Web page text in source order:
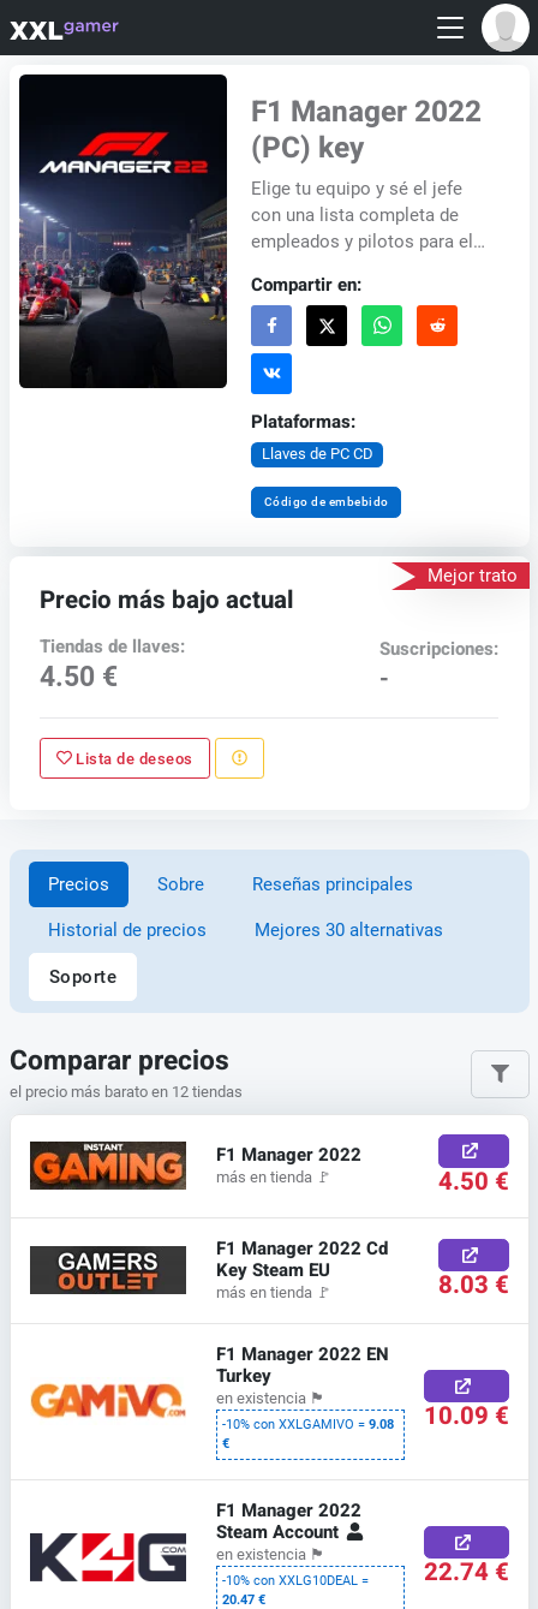
F1 Manager 2022
(PC) key
Elige tu equipo y sé el jefe
con una lista completa de
empleados y pilotos para el
licencia completa de F1® y
una presentación...
Compartir en:
Plataformas:
Llaves de PC CD
Código de embebido
Mejor trato
Precio más bajo actual
Tiendas de llaves:
4.50 €
Suscripciones:
-
Lista de deseos
Precios Sobre Reseñas principales
Historial de precios Mejores 30 alternativas
Soporte
Comparar precios
el precio más barato en 12 tiendas
F1 Manager 2022
más en tienda 🚩 4.50 €
F1 Manager 2022 Cd
Key Steam EU
más en tienda 🚩 8.03 €
F1 Manager 2022 EN
Turkey
en existencia 🏴
-10% con XXLGAMIVO =9.08
€
10.09 €
F1 Manager 2022
Steam Account
en existencia 🏴
-10% con XXLG10DEAL =
20.47 €
22.74 €